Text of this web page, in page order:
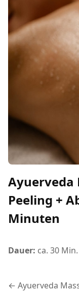
Ayuerveda
Peeling +
Minuten
Dauer: ca. 30 Min.
← Ayuerveda